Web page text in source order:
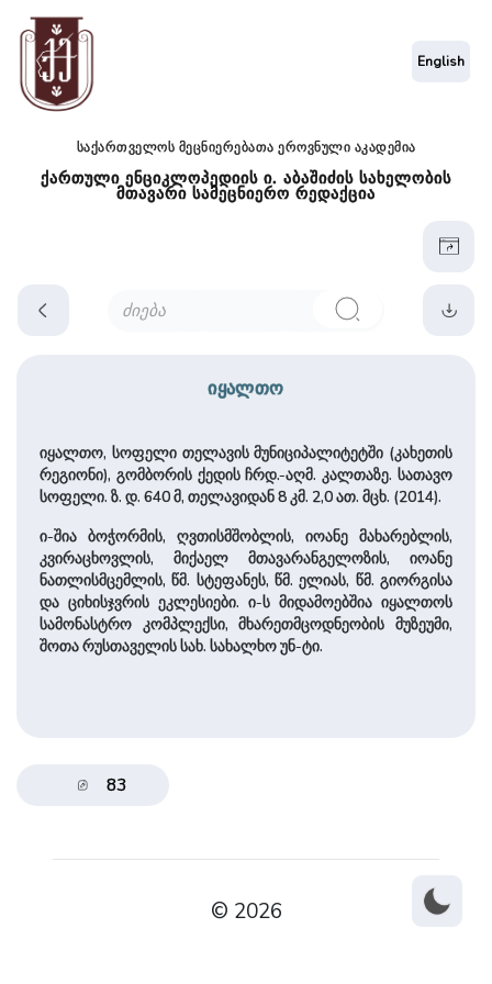
საქართველოს მეცნიერებათა ეროვნული აკადემია
ქართული ენციკლოპედიის ი. აბაშიძის სახელობის
მთავარი სამეცნიერო რედაქცია
English
იყალთო
იყალთო, სოფელი თელავის მუნიციპალიტეტში (კა­ხე­თის
რეგიონი), გომბორის ქედის ჩრდ.-აღმ. კალ­თა­ზე. სათავო
სოფელი. ზ. დ. 640 მ, თელავიდან 8 კმ. 2,0 ათ. მცხ. (2014).
ი-შია ბოჭორმის, ღვთისმშობლის, იოანე მახარებლის,
კვირაცხოვლის, მიქაელ მთავარანგელოზის, იოანე
ნათლისმცემლის, წმ. სტეფანეს, წმ. ელიას, წმ. გიორგისა
და ციხისჯვრის ეკლესიები. ი-ს მიდამოებშია იყალთოს
სამონასტრო კომპ­ლექ­სი, მხარეთმცოდნეობის მუზეუმი,
შოთა რუსთაველის სახ. სახალხო უნ-ტი.
83
© 2026